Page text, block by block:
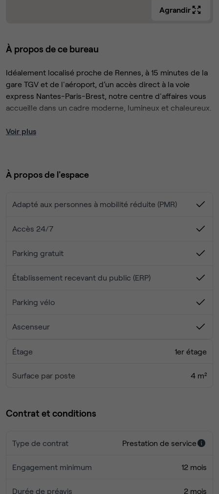
Agrandir
À propos de ce bureau
Idéalement localisé proche de Rennes, à 15 minutes de la
gare TGV et de l'aéroport, d’un accès direct à la voie
express Nantes-Paris-Brest, notre centre d'affaires vous
accueille dans un cadre moderne, lumineux et chaleureux.
Le bureau est équipé avec du matériel de qualité et
Grand parking gratuit
Voir plus
À propos de l'espace
Adapté aux personnes à mobilité réduite (PMR)
Accès 24/7
Parking gratuit
Établissement recevant du public (ERP)
Parking vélo
Ascenseur
Étage 1er étage
Surface par poste 4 m²
Contrat et conditions
Type de contrat Prestation de service
Engagement minimum 12 mois
Durée de préavis 2 mois